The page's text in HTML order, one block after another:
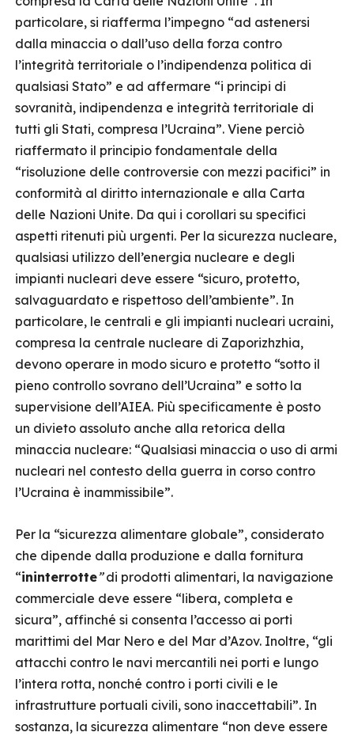
particolare, si riafferma l’impegno “ad astenersi
dalla minaccia o dall’uso della forza contro
l’integrità territoriale o l’indipendenza politica di
qualsiasi Stato” e ad affermare “i principi di
sovranità, indipendenza e integrità territoriale di
tutti gli Stati, compresa l’Ucraina”. Viene perciò
riaffermato il principio fondamentale della
“risoluzione delle controversie con mezzi pacifici” in
conformità al diritto internazionale e alla Carta
delle Nazioni Unite. Da qui i corollari su specifici
aspetti ritenuti più urgenti. Per la sicurezza nucleare,
qualsiasi utilizzo dell’energia nucleare e degli
impianti nucleari deve essere “sicuro, protetto,
salvaguardato e rispettoso dell’ambiente”. In
particolare, le centrali e gli impianti nucleari ucraini,
compresa la centrale nucleare di Zaporizhzhia,
devono operare in modo sicuro e protetto “sotto il
pieno controllo sovrano dell’Ucraina” e sotto la
supervisione dell’AIEA. Più specificamente è posto
un divieto assoluto anche alla retorica della
minaccia nucleare: “Qualsiasi minaccia o uso di armi
nucleari nel contesto della guerra in corso contro
l’Ucraina è inammissibile”.
Per la “sicurezza alimentare globale”, considerato
che dipende dalla produzione e dalla fornitura
“ininterrotte”di prodotti alimentari, la navigazione
commerciale deve essere “libera, completa e
sicura”, affinché si consenta l’accesso ai porti
marittimi del Mar Nero e del Mar d’Azov. Inoltre, “gli
attacchi contro le navi mercantili nei porti e lungo
l’intera rotta, nonché contro i porti civili e le
infrastrutture portuali civili, sono inaccettabili”. In
sostanza, la sicurezza alimentare “non deve essere